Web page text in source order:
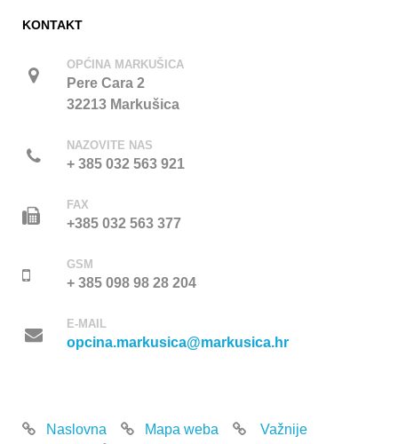
KONTAKT
OPĆINA MARKUŠICA
Pere Cara 2
32213 Markušica
NAZOVITE NAS
+ 385 032 563 921
FAX
+385 032 563 377
GSM
+ 385 098 98 28 204
E-MAIL
opcina.markusica@markusica.hr
Naslovna Mapa weba
Važnije